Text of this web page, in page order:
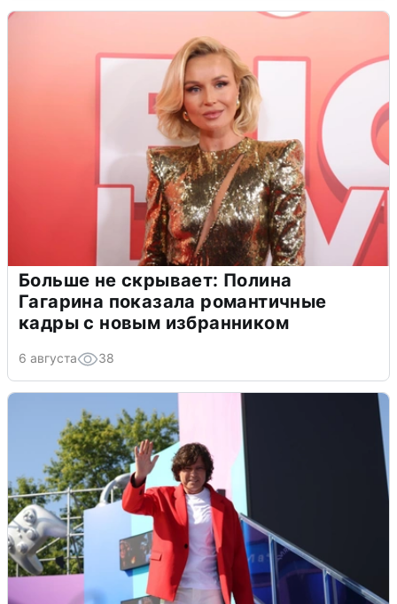
Больше не скрывает: Полина
Гагарина показала романтичные
кадры с новым избранником
6 августа 38